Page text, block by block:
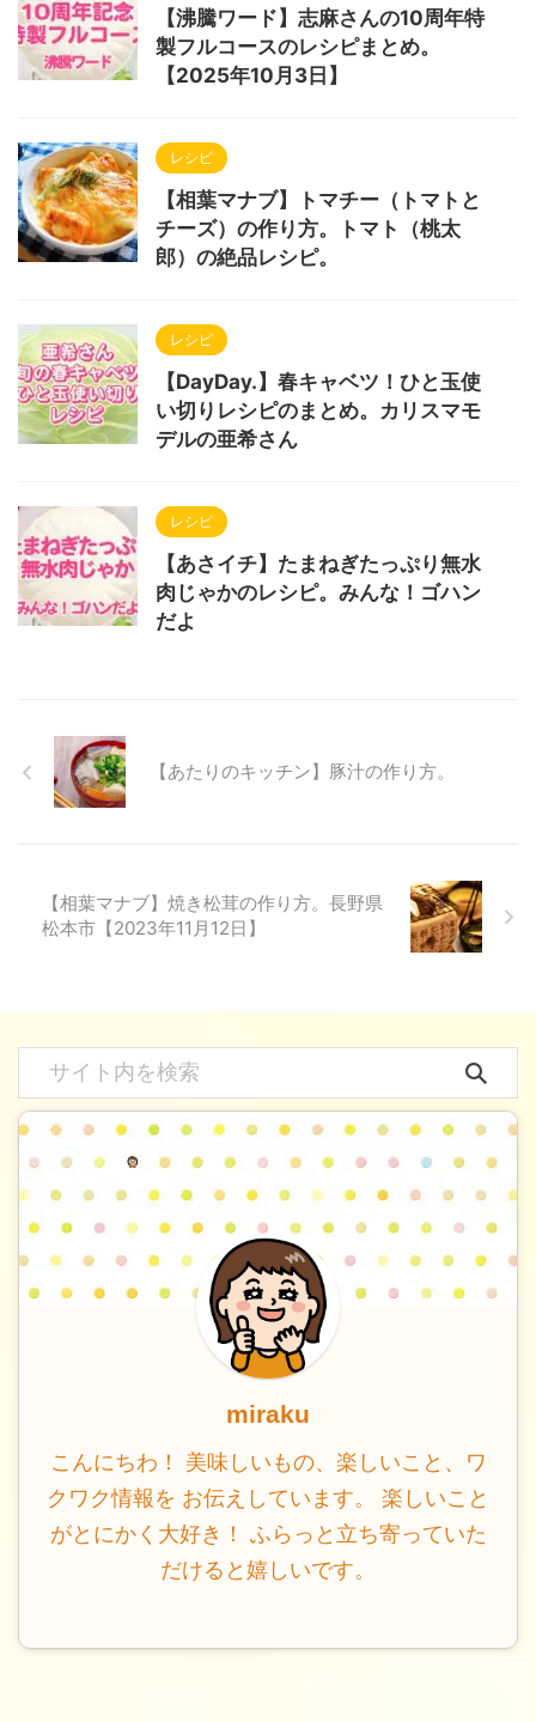
【沸騰ワード】志麻さんの10周年特
製フルコースのレシピまとめ。
【2025年10月3日】
レシピ
【相葉マナブ】トマチー（トマトと
チーズ）の作り方。トマト（桃太
郎）の絶品レシピ。
レシピ
【DayDay.】春キャベツ！ひと玉使
い切りレシピのまとめ。カリスマモ
デルの亜希さん
レシピ
【あさイチ】たまねぎたっぷり無水
肉じゃかのレシピ。みんな！ゴハン
だよ
【あたりのキッチン】豚汁の作り方。
【相葉マナブ】焼き松茸の作り方。長野県
松本市【2023年11月12日】
miraku
こんにちわ！ 美味しいもの、楽しいこと、ワ
クワク情報を お伝えしています。 楽しいこと
がとにかく大好き！ ふらっと立ち寄っていた
だけると嬉しいです。